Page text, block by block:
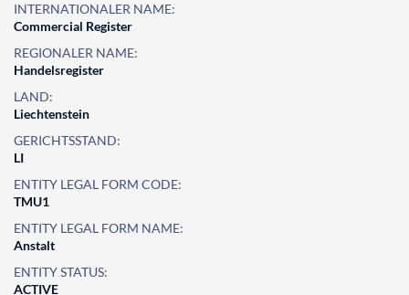
INTERNATIONALER NAME:
Commercial Register
REGIONALER NAME:
Handelsregister
LAND:
Liechtenstein
GERICHTSSTAND:
LI
ENTITY LEGAL FORM CODE:
TMU1
ENTITY LEGAL FORM NAME:
Anstalt
ENTITY STATUS:
ACTIVE